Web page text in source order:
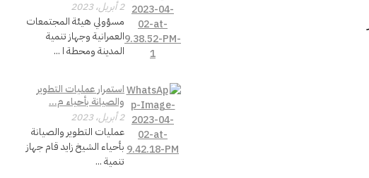
2 أبريل، 2023
مسؤولي هيئة المجتمعات
العمرانية وجهاز تنمية
المدينة ومحطة ا ...
استمرار عمليات التطوير
والصيانة بأحياء م...
2 أبريل، 2023
عمليات التطوير والصيانة
بأحياء الشيخ زايد قام جهاز
تنمية ...